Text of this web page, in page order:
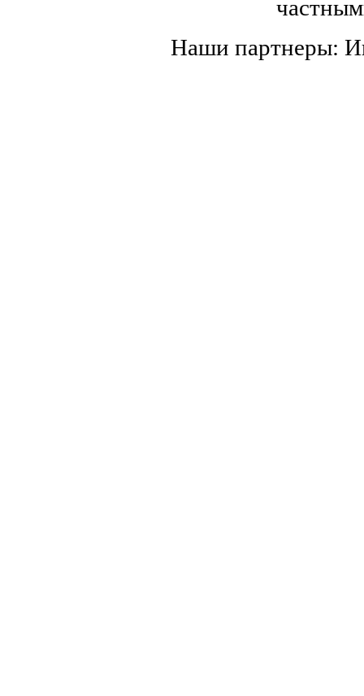
Наши партнеры: